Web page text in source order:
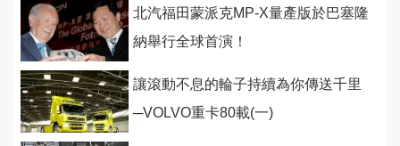
北汽福田蒙派克MP-X量產版於巴塞隆
納舉行全球首演！
讓滾動不息的輪子持續為你傳送千里
─VOLVO重卡80載(一)